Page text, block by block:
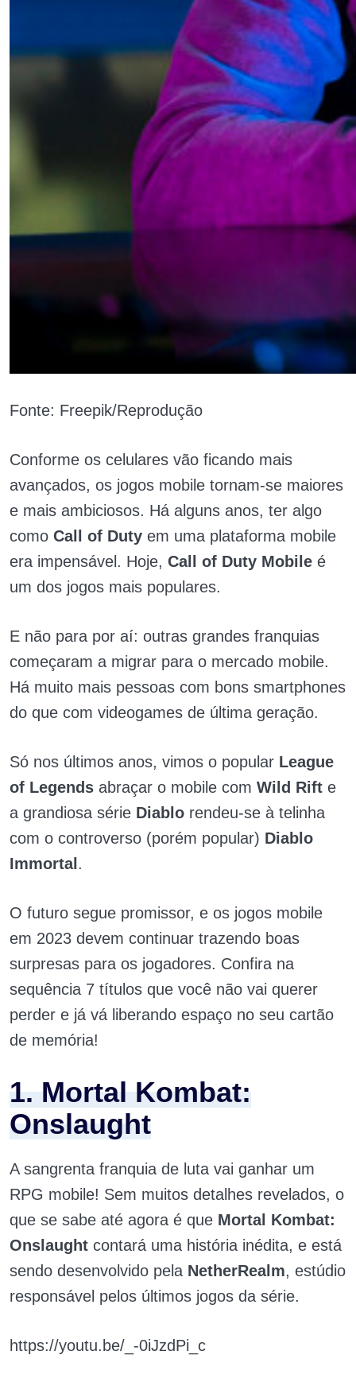
Fonte: Freepik/Reprodução
Conforme os celulares vão ficando mais
avançados, os jogos mobile tornam-se maiores
e mais ambiciosos. Há alguns anos, ter algo
como Call of Duty em uma plataforma mobile
era impensável. Hoje, Call of Duty Mobile é
um dos jogos mais populares.
E não para por aí: outras grandes franquias
começaram a migrar para o mercado mobile.
Há muito mais pessoas com bons smartphones
do que com videogames de última geração.
Só nos últimos anos, vimos o popular League
of Legends abraçar o mobile com Wild Rift e
a grandiosa série Diablo rendeu-se à telinha
com o controverso (porém popular) Diablo
Immortal .
O futuro segue promissor, e os jogos mobile
em 2023 devem continuar trazendo boas
surpresas para os jogadores. Confira na
sequência 7 títulos que você não vai querer
perder e já vá liberando espaço no seu cartão
de memória!
1. Mortal Kombat:
Onslaught
A sangrenta franquia de luta vai ganhar um
RPG mobile! Sem muitos detalhes revelados, o
que se sabe até agora é que Mortal Kombat:
Onslaught contará uma história inédita, e está
sendo desenvolvido pela NetherRealm, estúdio
responsável pelos últimos jogos da série.
https://youtu.be/_-0iJzdPi_c